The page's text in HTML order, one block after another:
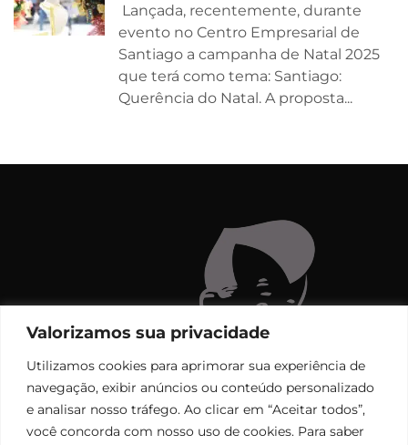
Valorizamos sua privacidade
Utilizamos cookies para aprimorar sua experiência de
navegação, exibir anúncios ou conteúdo personalizado
e analisar nosso tráfego. Ao clicar em “Aceitar todos”,
você concorda com nosso uso de cookies. Para saber
Lançada, recentemente, durante
evento no Centro Empresarial de
Santiago a campanha de Natal 2025
que terá como tema: Santiago:
Querência do Natal. A proposta...